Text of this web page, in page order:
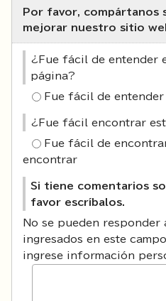
Por favor, compártanos
mejorar nuestro sitio
¿Fue fácil de entender
página?
Fue fácil de entender
¿Fue fácil encontrar
Fue fácil de
encontrar
Si tiene comentarios
favor escríbalos.
No se pueden responder
ingresados en este
ingrese información